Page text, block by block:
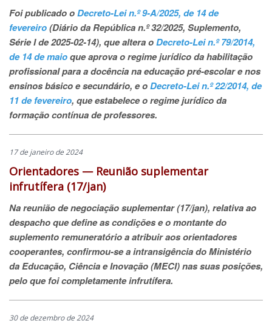
Foi publicado oDecreto-Lei n.º 9-A/2025, de 14 de
fevereiro(Diário da República n.º 32/2025, Suplemento,
Série I de 2025-02-14), que altera oDecreto-Lei n.º 79/2014,
de 14 de maioque aprova o regime jurídico da habilitação
profissional para a docência na educação pré-escolar e nos
ensinos básico e secundário, e oDecreto-Lei n.º 22/2014, de
11 de fevereiro, que estabelece o regime jurídico da
formação contínua de professores.
17 de janeiro de 2024
Orientadores — Reunião suplementar
infrutífera (17/jan)
Na reunião de negociação suplementar (17/jan), relativa ao
despacho que define as condições e o montante do
suplemento remuneratório a atribuir aos orientadores
cooperantes, confirmou-se a intransigência do Ministério
da Educação, Ciência e Inovação (MECI) nas suas posições,
pelo que foi completamente infrutífera.
30 de dezembro de 2024